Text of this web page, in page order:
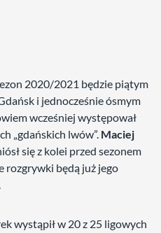
2020/2021 będzie piątym
i jednocześnie ósmym
wcześniej występował
„gdańskich lwów”. Maciej
się z kolei przed sezonem
rozgrywki będą już jego
wystąpił w 20 z 25 ligowych